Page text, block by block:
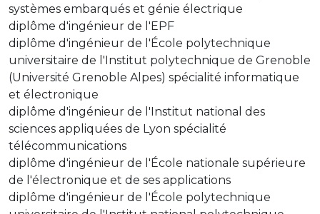
systèmes embarqués et génie électrique
diplôme d'ingénieur de l'EPF
diplôme d'ingénieur de l'École polytechnique
universitaire de l'Institut polytechnique de Grenoble
(Université Grenoble Alpes) spécialité informatique
et électronique
diplôme d'ingénieur de l'Institut national des
sciences appliquées de Lyon spécialité
télécommunications
diplôme d'ingénieur de l'École nationale supérieure
de l'électronique et de ses applications
diplôme d'ingénieur de l'École polytechnique